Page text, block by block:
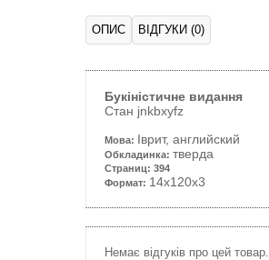
ОПИС ВІДГУКИ (0)
Букіністичне видання
Стан jnkbxyfz
Мова: Іврит, английский
Обкладинка: тверда
Страниц: 394
Формат: 14x120x3
Немає відгуків про цей товар.